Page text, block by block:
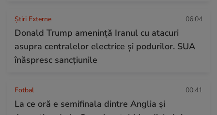
Știri Externe 06:04
Donald Trump amenință Iranul cu atacuri
asupra centralelor electrice și podurilor. SUA
înăspresc sancțiunile
Fotbal 00:41
La ce oră e semifinala dintre Anglia și